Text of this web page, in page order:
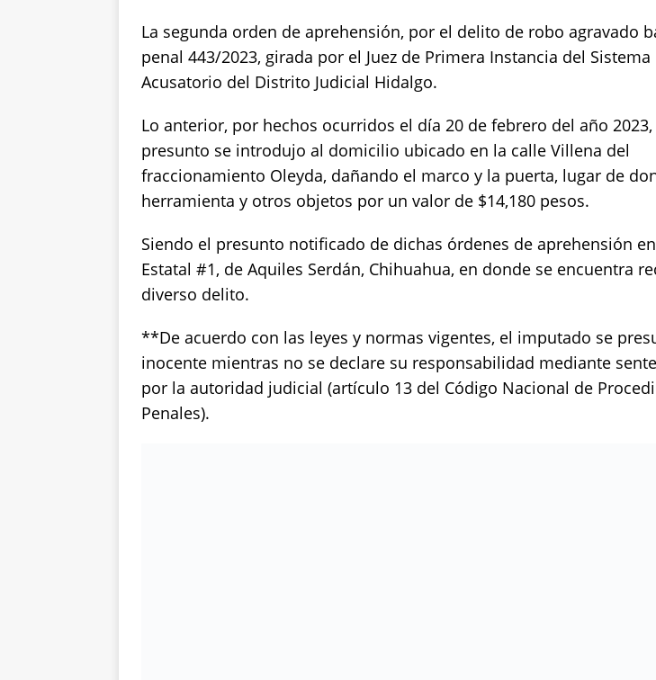
La segunda orden de aprehensión, por el delito de robo agravado
penal 443/2023, girada por el Juez de Primera Instancia del Sistema
Acusatorio del Distrito Judicial Hidalgo.
Lo anterior, por hechos ocurridos el día 20 de febrero del año
presunto se introdujo al domicilio ubicado en la calle Villena del
fraccionamiento Oleyda, dañando el marco y la puerta, lugar de
herramienta y otros objetos por un valor de $14,180 pesos.
Siendo el presunto notificado de dichas órdenes de aprehensión en
Estatal #1, de Aquiles Serdán, Chihuahua, en donde se encuentra
diverso delito.
**De acuerdo con las leyes y normas vigentes, el imputado se
inocente mientras no se declare su responsabilidad mediante
por la autoridad judicial (artículo 13 del Código Nacional de
Penales).